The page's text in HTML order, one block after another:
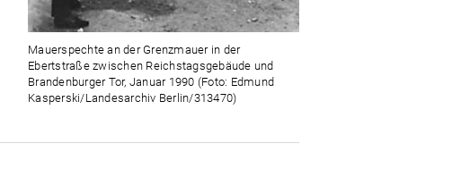
Mauerspechte an der Grenzmauer in der
Ebertstraße zwischen Reichstagsgebäude und
Brandenburger Tor, Januar 1990 (Foto: Edmund
Kasperski/Landesarchiv Berlin/313470)